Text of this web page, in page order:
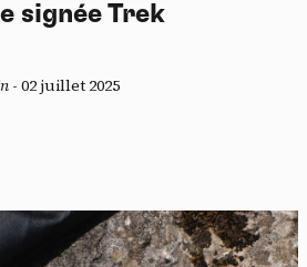
signée Trek
- 02 juillet 2025